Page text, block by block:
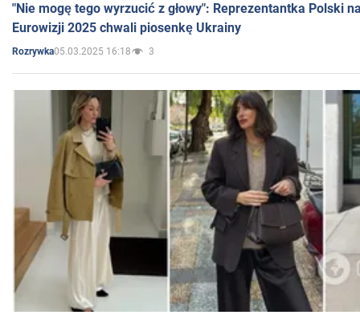
"Nie mogę tego wyrzucić z głowy": Reprezentantka Polski
Eurowizji 2025 chwali piosenkę Ukrainy
Rozrywka05.03.2025 16:18 3